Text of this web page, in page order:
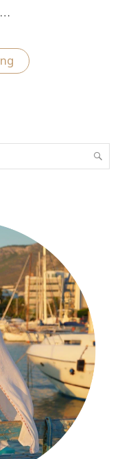
…
“Η
Μαρία
στο
στις